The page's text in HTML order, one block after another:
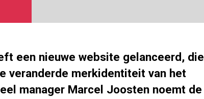
een nieuwe website gelanceerd, die
veranderde merkidentiteit van het
manager Marcel Joosten noemt de